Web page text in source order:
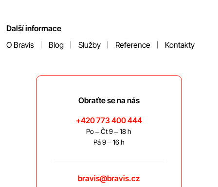
Další informace
O Bravis
Blog Služby Reference Kontakty
Obraťte se na nás
+420 773 400 444
Po – Čt 9 – 18 h
Pá 9 – 16 h
bravis@bravis.cz